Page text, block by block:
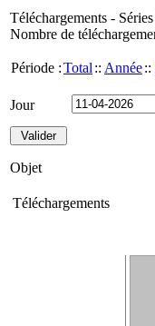
Téléchargements -
Nombre de
Période :Total :: Année::
Jour
Objet
Téléchargements